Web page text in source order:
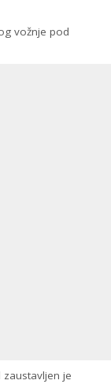
vožnje pod
je